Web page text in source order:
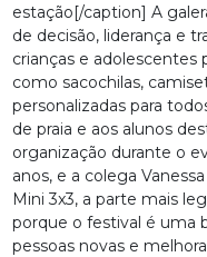
estação[/caption] A
de decisão, liderança e
crianças e adolescentes
como sacochilas,
personalizadas para
de praia e aos alunos
organização durante o
anos, e a colega
Mini 3x3, a parte mais
porque o festival é uma
pessoas novas e